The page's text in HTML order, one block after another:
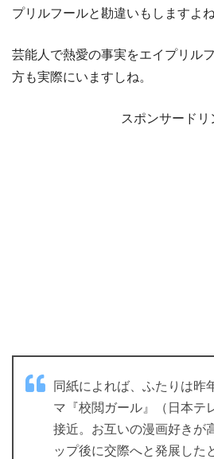
プリルフールと勘違いもしますよね
芸能人で熱愛の事実をエイプリル
方も実際にいますしね。
スポンサードリ
同紙によれば、ふたりは昨
マ『校閲ガール』（日本テ
接近。お互いの漫画好きが
ップ後に交際へと発展した